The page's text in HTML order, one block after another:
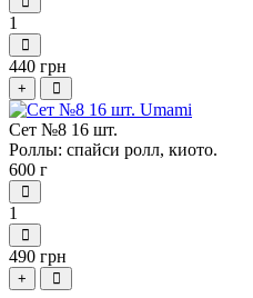
1
440 грн
+
Сет №8 16 шт.
Роллы: спайси ролл, киото.
600 г
1
490 грн
+